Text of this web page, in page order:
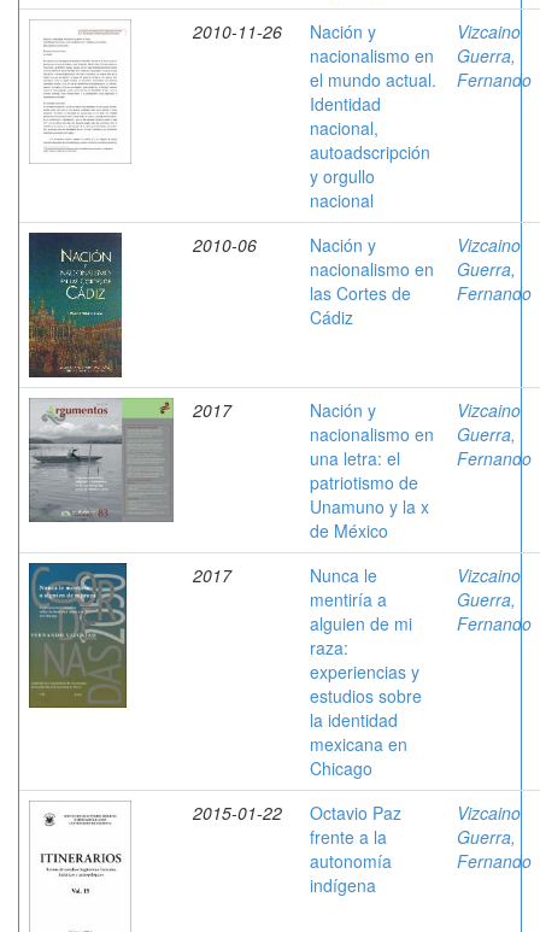
2010-11-26
Nación y
nacionalismo en
el mundo actual.
Identidad
nacional,
autoadscripción
y orgullo
nacional
Vizcaino
Guerra,
Fernando
2010-06
Nación y
nacionalismo en
las Cortes de
Cádiz
Vizcaino
Guerra,
Fernando
2017
Nación y
nacionalismo en
una letra: el
patriotismo de
Unamuno y la x
de México
Vizcaino
Guerra,
Fernando
2017
Nunca le
mentiría a
alguien de mi
raza:
experiencias y
estudios sobre
la identidad
mexicana en
Chicago
Vizcaino
Guerra,
Fernando
2015-01-22
Octavio Paz
frente a la
autonomía
indígena
Vizcaino
Guerra,
Fernando